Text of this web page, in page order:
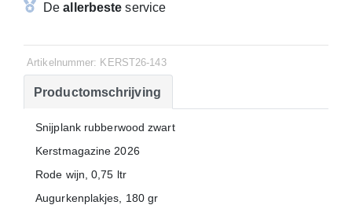
Deallerbeste service
Artikelnummer: KERST26-143
Productomschrijving
Snijplank rubberwood zwart
Kerstmagazine 2026
Rode wijn, 0,75 ltr
Augurkenplakjes, 180 gr